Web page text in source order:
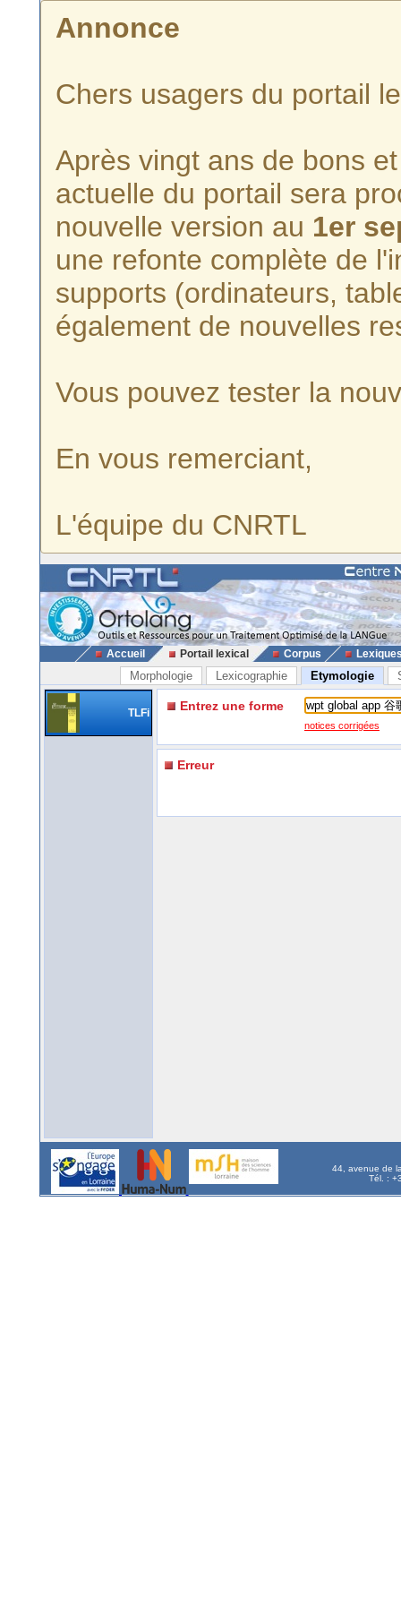
Annonce
Chers usagers du portail
Après vingt ans de bons
actuelle du portail sera
nouvelle version au 1er
une refonte complète de
supports (ordinateurs,
également de nouvelles
Vous pouvez tester la
En vous remerciant,
L'équipe du CNRTL
Accueil Portail lexical Corpus
Morphologie Lexicographie Etymologie
TLFi Entrez une forme
notices corrigées
Erreur
44, avenue de
Tél. :